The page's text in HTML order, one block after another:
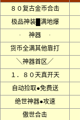
８０复古金币合击
极品神装█满地爆
· 神器 ·
货币全满其他靠打
╲神器首区╱
１．８０天真开天
自动捡取●免费送
绝世神器●攻速
傲世合击